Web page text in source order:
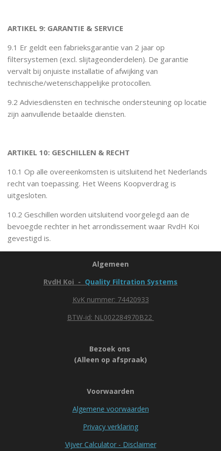
ARTIKEL 9: GARANTIE & SERVICE
9.1 Er geldt een fabrieksgarantie van 2 jaar op
filtersystemen (excl. slijtageonderdelen). De garantie
vervalt bij onjuiste installatie of afwijking van
technische/wetenschappelijke protocollen.
9.2 Adviesdiensten en technische ondersteuning op locatie
zijn aanvullende betaalde diensten.
ARTIKEL 10: GESCHILLEN & RECHT
10.1 Op alle overeenkomsten is uitsluitend het Nederlands
recht van toepassing. Het Weens Koopverdrag is
uitgesloten.
10.2 Geschillen worden uitsluitend voorgelegd aan de
bevoegde rechter in het arrondissement waar RvdH Koi
gevestigd is.
Algemeen
RvdH Koi - Quality Filtration Systems
KvK nummer: 74420933
BTW-id: NL002284970B22
Bezoek ons
(Alleen op afspraak)
Voorwaarden
Algemene voorwaarden
Privacy verklaring
Vijver Calculator - Disclaimer